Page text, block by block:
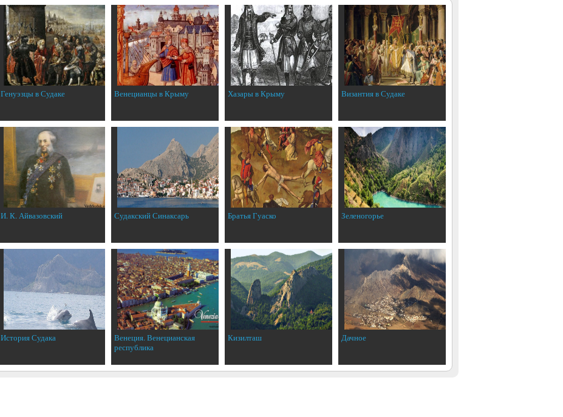
Генуэзцы в Судаке Венецианцы в Крыму Хазары в Крыму Византия в Судаке
И. К. Айвазовский Судакский Синаксарь Братья Гуаско Зеленогорье
История Судака
Венеция. Венецианская
республика
Кизилташ Дачное